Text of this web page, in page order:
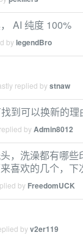
AI 纯度 100%
bylegendBro
replied bystnaw
到可以换新的
byAdmin8012
，洗澡都有哪
喜欢的几个，下
by FreedomUCK
byv2er119